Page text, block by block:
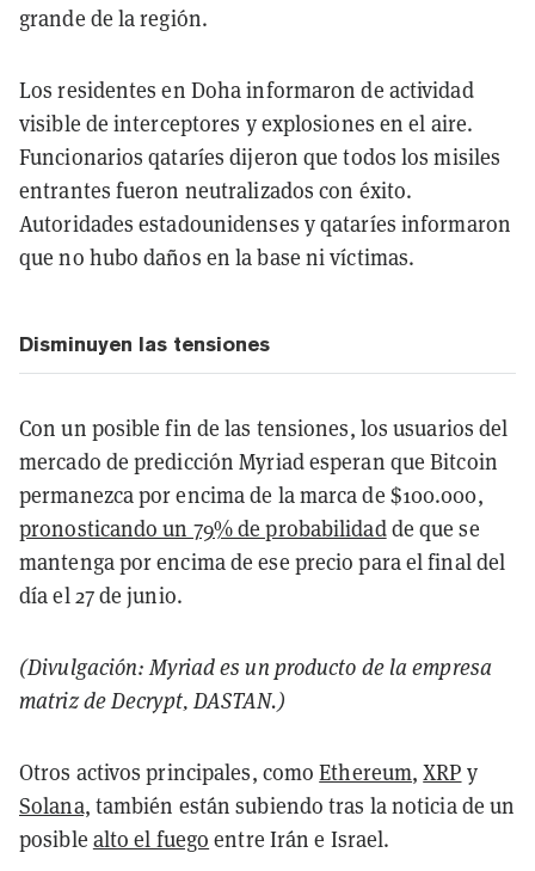
grande de la región.
Los residentes en Doha informaron de actividad
visible de interceptores y explosiones en el aire.
Funcionarios qataríes dijeron que todos los misiles
entrantes fueron neutralizados con éxito.
Autoridades estadounidenses y qataríes informaron
que no hubo daños en la base ni víctimas.
Disminuyen las tensiones
Con un posible fin de las tensiones, los usuarios del
mercado de predicción Myriad esperan que Bitcoin
permanezca por encima de la marca de $100.000,
pronosticando un 79% de probabilidadde que se
mantenga por encima de ese precio para el final del
día el 27 de junio.
(Divulgación: Myriad es un producto de la empresa
matriz deDecrypt, DASTAN.)
Otros activos principales, comoEthereum,XRP y
Solana, también están subiendo tras la noticia de un
posible alto el fuego entre Irán e Israel.